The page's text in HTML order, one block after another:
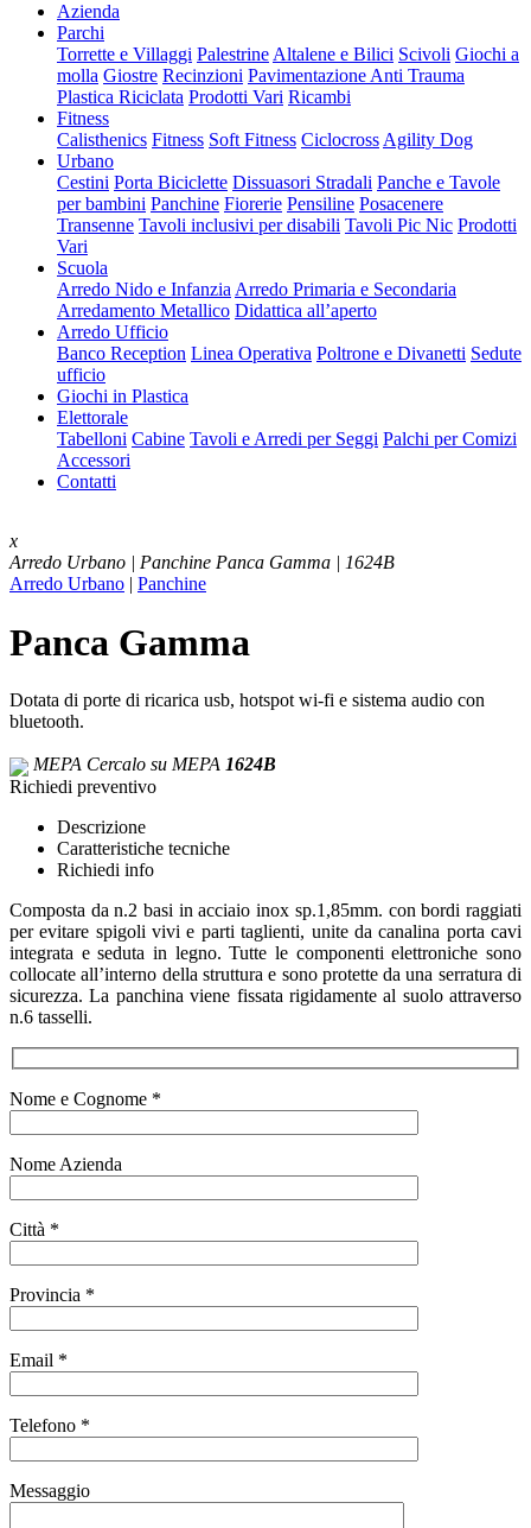
Azienda
Parchi
Torrette e Villaggi Palestrine Altalene e Bilici Scivoli Giochi a
molla Giostre Recinzioni Pavimentazione Anti Trauma
Plastica Riciclata Prodotti Vari Ricambi
Fitness
Calisthenics Fitness Soft Fitness Ciclocross Agility Dog
Urbano
Cestini Porta Biciclette Dissuasori Stradali Panche e Tavole
per bambini Panchine Fiorerie Pensiline Posacenere
Transenne Tavoli inclusivi per disabili Tavoli Pic Nic Prodotti
Vari
Scuola
Arredo Nido e Infanzia Arredo Primaria e Secondaria
Arredamento Metallico Didattica all’aperto
Arredo Ufficio
Banco Reception Linea Operativa Poltrone e Divanetti Sedute
ufficio
Giochi in Plastica
Elettorale
Tabelloni Cabine Tavoli e Arredi per Seggi Palchi per Comizi
Accessori
Contatti
x
Arredo Urbano | Panchine Panca Gamma | 1624B
Arredo Urbano | Panchine
Panca Gamma
Dotata di porte di ricarica usb, hotspot wi-fi e sistema audio con
bluetooth.
MEPA Cercalo su MEPA 1624B
Richiedi preventivo
Descrizione
Caratteristiche tecniche
Richiedi info
Composta da n.2 basi in acciaio inox sp.1,85mm. con bordi raggiati
per evitare spigoli vivi e parti taglienti, unite da canalina porta cavi
integrata e seduta in legno. Tutte le componenti elettroniche sono
collocate all’interno della struttura e sono protette da una serratura di
sicurezza. La panchina viene fissata rigidamente al suolo attraverso
n.6 tasselli.
Nome e Cognome *
Nome Azienda
Città *
Provincia *
Email *
Telefono *
Messaggio